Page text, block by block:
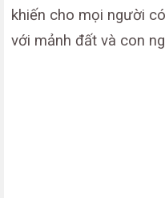
khiến cho mọi người
với mảnh đất và con